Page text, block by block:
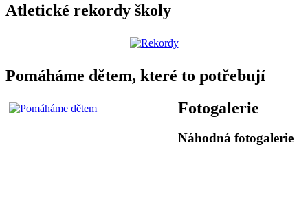
Atletické rekordy školy
Pomáháme dětem, které to potřebují
Fotogalerie
Náhodná fotogalerie